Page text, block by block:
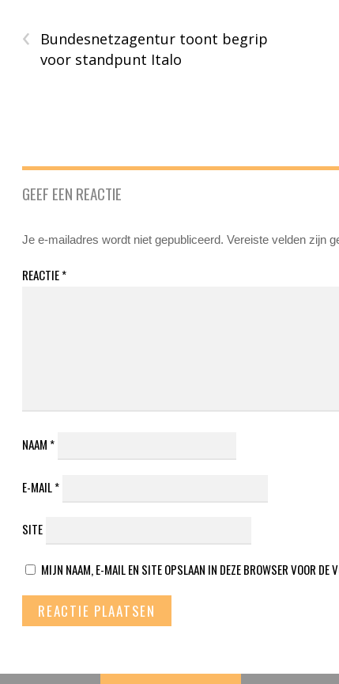
‹
Bundesnetzagentur toont begrip
voor standpunt Italo
GEEF EEN REACTIE
Je e-mailadres wordt niet gepubliceerd. Vereiste velden zijn
REACTIE*
NAAM *
E-MAIL*
SITE
MIJN NAAM, E-MAIL EN SITE OPSLAAN IN DEZE BROWSER VOOR DE